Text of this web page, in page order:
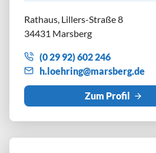
Rathaus, Lillers-Straße 8
34431 Marsberg
(0 29 92) 602 246
h l hr ng m rsb rg d
Zum Profil